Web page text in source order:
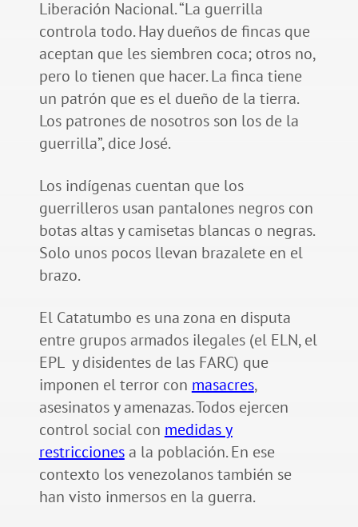
Liberación Nacional. “La guerrilla
controla todo. Hay dueños de fincas que
aceptan que les siembren coca; otros no,
pero lo tienen que hacer. La finca tiene
un patrón que es el dueño de la tierra.
Los patrones de nosotros son los de la
guerrilla”, dice José.
Los indígenas cuentan que los
guerrilleros usan pantalones negros con
botas altas y camisetas blancas o negras.
Solo unos pocos llevan brazalete en el
brazo.
El Catatumbo es una zona en disputa
entre grupos armados ilegales (el ELN, el
EPL y disidentes de las FARC) que
imponen el terror con masacres,
asesinatos y amenazas. Todos ejercen
control social con medidas y
restriccionesa la población. En ese
contexto los venezolanos también se
han visto inmersos en la guerra.